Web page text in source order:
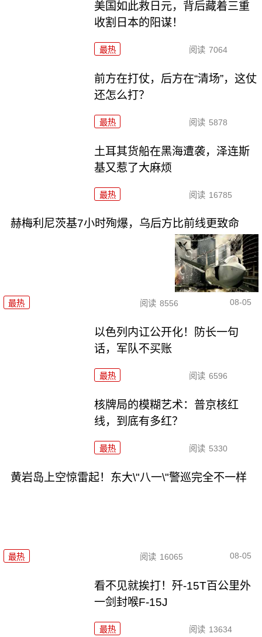
美国如此救日元，背后藏着三重
收割日本的阳谋！
最热 阅读 7064
前方在打仗，后方在“清场”，这仗
还怎么打？
最热 阅读 5878
土耳其货船在黑海遭袭，泽连斯
基又惹了大麻烦
最热 阅读 16785
赫梅利尼茨基7小时殉爆，乌后方比前线更致命
最热 阅读 8556 08-05
以色列内讧公开化！防长一句
话，军队不买账
最热 阅读 6596
核牌局的模糊艺术：普京核红
线，到底有多红？
最热 阅读 5330
黄岩岛上空惊雷起！东大\"八一\"警巡完全不一样
最热 阅读 16065 08-05
看不见就挨打！歼-15T百公里外
一剑封喉F-15J
最热 阅读 13634